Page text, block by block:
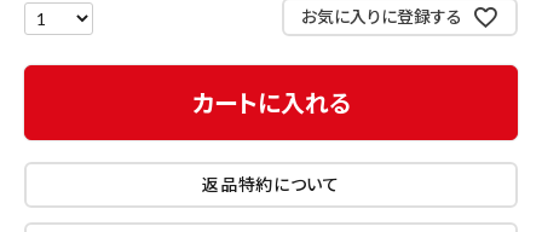
お気に入りに登録する
カートに入れる
返品特約について